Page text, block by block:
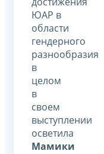
ЮАР в
области
гендерного
разнообразия
в
целом
в
своем
выступлении
осветила
Мамики